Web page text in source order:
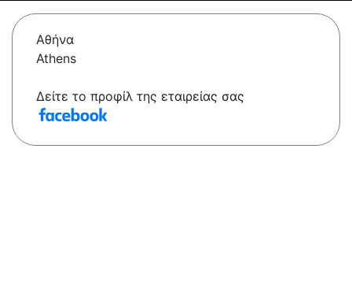
Αθήνα
Athens
Δείτε το προφίλ της εταιρείας σας